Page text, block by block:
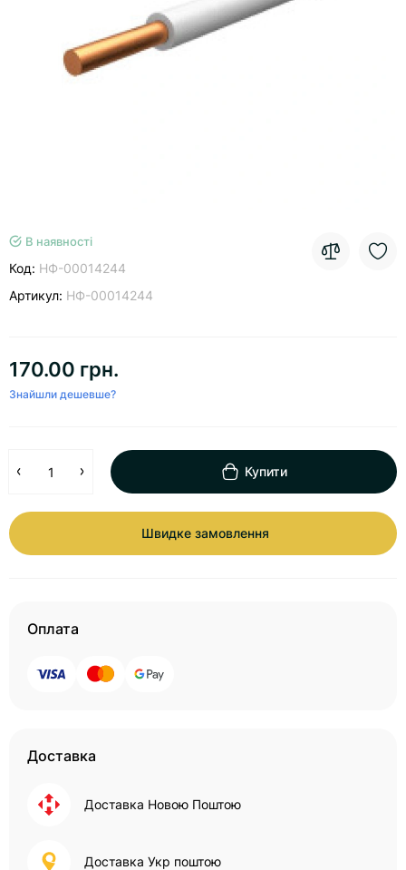
В наявності
Код: НФ-00014244
Артикул: НФ-00014244
170.00 грн.
Знайшли дешевше?
Купити
Швидке замовлення
Оплата
Доставка
Доставка Новою Поштою
Доставка Укр поштою